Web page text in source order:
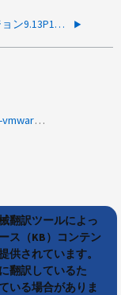
OTVバージョン9.13P1以前でホスト名を変更する方法
product-categories:virtual-storage-console-for-vmware-vsphere
翻訳ツールによっ
ス（KB）コンテン
供されています。
翻訳しているた
いる場合がありま